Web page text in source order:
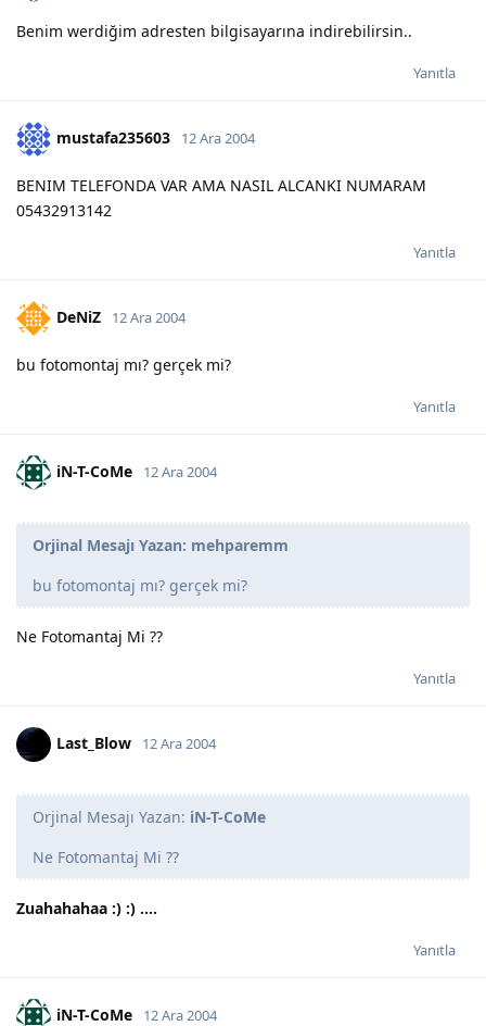
Benim werdiğim adresten bilgisayarına indirebilirsin..
Yanıtla
mustafa235603 12 Ara 2004
BENIM TELEFONDA VAR AMA NASIL ALCANKI NUMARAM
05432913142
Yanıtla
DeNiZ 12 Ara 2004
bu fotomontaj mı? gerçek mi?
Yanıtla
iN-T-CoMe 12 Ara 2004
Orjinal Mesajı Yazan: mehparemm
bu fotomontaj mı? gerçek mi?
Ne Fotomantaj Mi ??
Yanıtla
Last_Blow 12 Ara 2004
Orjinal Mesajı Yazan: iN-T-CoMe
Ne Fotomantaj Mi ??
Zuahahahaa :) :) ....
Yanıtla
iN-T-CoMe 12 Ara 2004